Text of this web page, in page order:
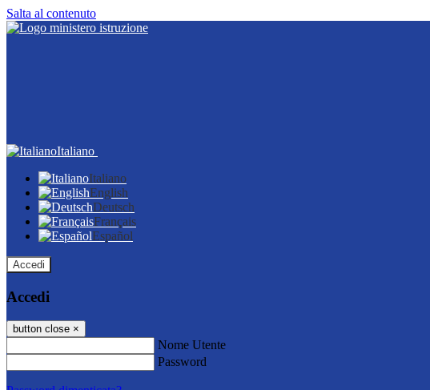
Salta al contenuto
Italiano
Italiano
English
Deutsch
Français
Español
Accedi
Accedi
button close ×
Nome Utente
Password